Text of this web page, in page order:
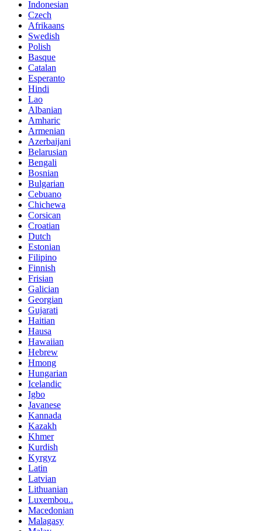
Indonesian
Czech
Afrikaans
Swedish
Polish
Basque
Catalan
Esperanto
Hindi
Lao
Albanian
Amharic
Armenian
Azerbaijani
Belarusian
Bengali
Bosnian
Bulgarian
Cebuano
Chichewa
Corsican
Croatian
Dutch
Estonian
Filipino
Finnish
Frisian
Galician
Georgian
Gujarati
Haitian
Hausa
Hawaiian
Hebrew
Hmong
Hungarian
Icelandic
Igbo
Javanese
Kannada
Kazakh
Khmer
Kurdish
Kyrgyz
Latin
Latvian
Lithuanian
Luxembou..
Macedonian
Malagasy